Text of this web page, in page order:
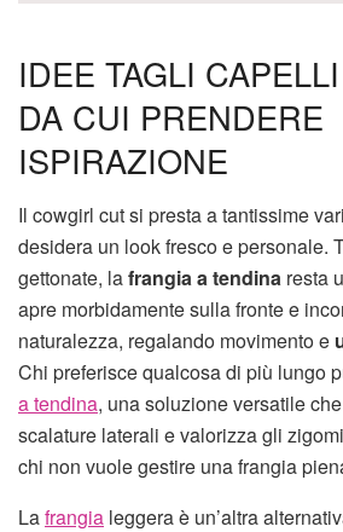
IDEE TAGLI
DA CUI PRENDERE
ISPIRAZIONE
Il cowgirl cut si presta a tantissime
desidera un look fresco e personale.
gettonate, lafrangia a tendina resta
apre morbidamente sulla fronte e
naturalezza, regalando movimento e
Chi preferisce qualcosa di più lungo
a tendina, una soluzione versatile
scalature laterali e valorizza gli
chi non vuole gestire una frangia
Lafrangia leggera è un’altra